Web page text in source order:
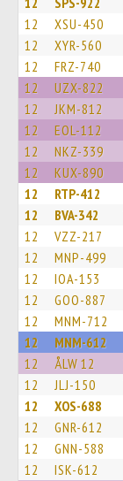
12 XSU-450
12 XYR-560
12 FRZ-740
12 UZX-822
12 JKM-812
12 EOL-112
12 NKZ-339
12 KUX-890
12 RTP-412
12 BVA-342
12 VZZ-217
12 MNP-499
12 IOA-153
12 GOO-887
12 MNM-712
12 MNM-612
12 ÅLW 12
12 JLJ-150
12 XOS-688
12 GNR-612
12 GNN-588
12 ISK-612